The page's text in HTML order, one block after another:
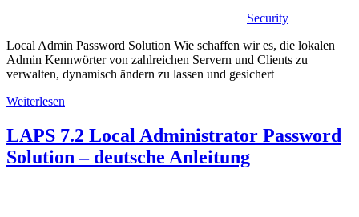
Security
Local Admin Password Solution Wie schaffen wir es, die lokalen
Admin Kennwörter von zahlreichen Servern und Clients zu
verwalten, dynamisch ändern zu lassen und gesichert
Weiterlesen
LAPS 7.2 Local Administrator Password
Solution – deutsche Anleitung